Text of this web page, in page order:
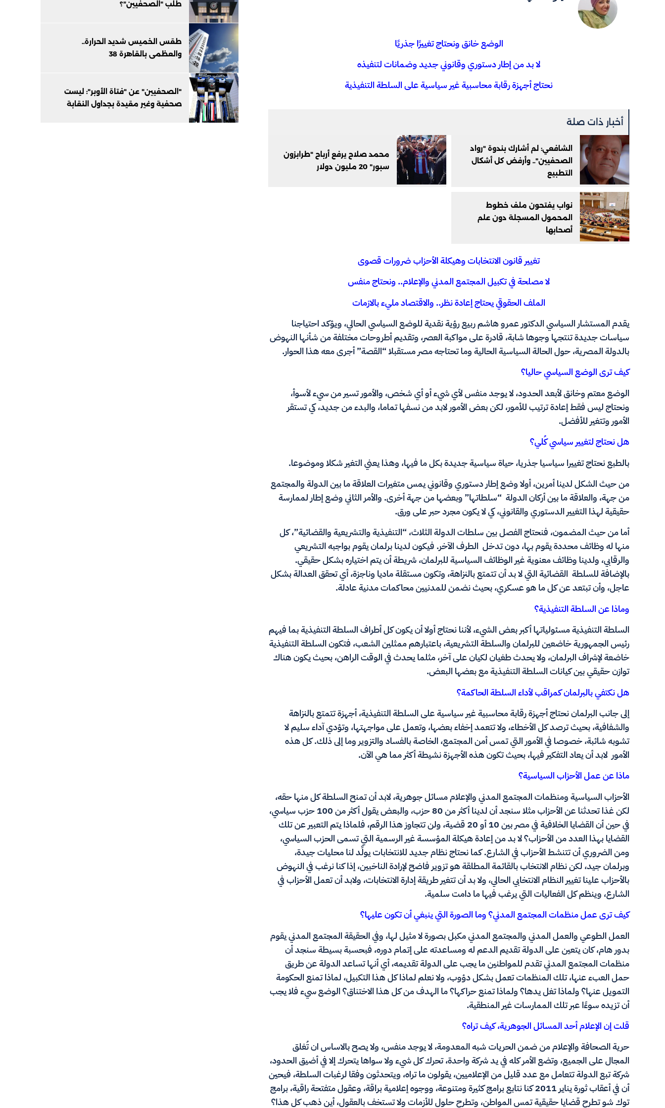
الوضع خانق ونحتاج تغييرًا جذريًا
لا بد من إطار دستوري وقانوني جديد وضمانات لتنفيذه
نحتاج أجهزة رقابة محاسبية غير سياسية على السلطة التنفيذية
أخبار ذات صلة
الشافعي: لم أشارك بندوة "رواد
الصحفيين".. وأرفض كل أشكال
التطبيع
محمد صلاح يرفع أرباح "طرابزون
سبور" 20 مليون دولار
نواب يفتحون ملف خطوط
المحمول المسجلة دون علم
أصحابها
تغيير قانون الانتخابات وهيكلة الأحزاب ضرورات قصوى
لا مصلحة في تكبيل المجتمع المدني والإعلام.. ونحتاج منفس
الملف الحقوقي يحتاج إعادة نظر.. والاقتصاد مليء بالازمات
يقدم المستشار السياسي الدكتور عمرو هاشم ربيع رؤية نقدية للوضع السياسي الحالي، ويؤكد احتياجنا
سياسات جديدة تنتجها وجوها شابة، قادرة على مواكبة العصر، وتقديم أطروحات مختلفة من شأنها النهوض
بالدولة المصرية، حول الحالة السياسية الحالية وما تحتاجه مصر مستقبلا “القصة” أجرى معه هذا الحوار.
كيف ترى الوضع السياسي حاليا؟
الوضع معتم وخانق لأبعد الحدود، لا يوجد منفس لأي شيء أو أي شخص، والأمور تسير من سيء لأسوأ،
ونحتاج ليس فقط إعادة ترتيب للأمور، لكن بعض الأمور لابد من نسفها تماما، والبدء من جديد، كي تستقر
الأمور وتتغير للأفضل.
هل نحتاج لتغيير سياسي كُلي؟
بالطبع نحتاج تغييرا سياسيا جذريا، حياة سياسية جديدة بكل ما فيها، وهذا يعني التغير شكلا وموضوعا.
من حيث الشكل لدينا أمرين، أولا وضع إطار دستوري وقانوني يمس متغيرات العلاقة ما بين الدولة والمجتمع
من جهة، والعلاقة ما بين أركان الدولة “سلطاتها” وبعضها من جهة أخرى. والأمر الثاني وضع إطار لممارسة
حقيقية لهذا التغيير الدستوري والقانوني، كي لا يكون مجرد حبر على ورق.
أما من حيث المضمون، فنحتاج الفصل بين سلطات الدولة الثلاث، “التنفيذية والتشريعية والقضائية”، كل
منها له وظائف محددة يقوم بها، دون تدخل الطرف الآخر. فيكون لدينا برلمان يقوم بواجبه التشريعي
والرقابي، ولدينا وظائف معنوية غير الوظائف السياسية للبرلمان، شريطة أن يتم اختياره بشكل حقيقي.
بالإضافة للسلطة القضائية التي لا بد أن تتمتع بالنزاهة، وتكون مستقلة ماديا وناجزة، أي تحقق العدالة بشكل
عاجل، وأن تبتعد عن كل ما هو عسكري، بحيث نضمن للمدنيين محاكمات مدنية عادلة.
وماذا عن السلطة التنفيذية؟
السلطة التنفيذية مسئولياتها أكبر بعض الشيء، لأننا نحتاج أولا أن يكون كل أطراف السلطة التنفيذية بما فيهم
رئيس الجمهورية خاضعين للبرلمان والسلطة التشريعية، باعتبارهم ممثلين الشعب، فتكون السلطة التنفيذية
خاضعة لإشراف البرلمان، ولا يحدث طغيان لكيان على آخر، مثلما يحدث في الوقت الراهن، بحيث يكون هناك
توازن حقيقي بين كيانات السلطة التنفيذية مع بعضها البعض.
هل نكتفي بالبرلمان كمراقب لأداء السلطة الحاكمة؟
إلى جانب البرلمان نحتاج أجهزة رقابة محاسبية غير سياسية على السلطة التنفيذية، أجهزة تتمتع بالنزاهة
والشفافية، بحيث ترصد كل الأخطاء، ولا تتعمد إخفاء بعضها، وتعمل على مواجهتها، وتؤدي آداء سليم لا
تشوبه شائبة، خصوصا في الأمور التي تمس أمن المجتمع، الخاصة بالفساد والتزوير وما إلى ذلك. كل هذه
الأمور لابد أن يعاد التفكير فيها، بحيث تكون هذه الأجهزة نشيطة أكثر مما هي الآن.
ماذا عن عمل الأحزاب السياسية؟
الأحزاب السياسية ومنظمات المجتمع المدني والإعلام مسائل جوهرية، لابد أن تمنح السلطة كل منها حقه،
لكن غذا تحدثنا عن الأحزاب مثلا سنجد أن لدينا أكثر من 80 حزب، والبعض يقول أكثر من 100 حزب سياسي،
في حين أن القضايا الخلافية في مصر بين 10 أو 20 قضية، ولن تتجاوز هذا الرقم، فلماذا يتم التعبير عن تلك
القضايا بهذا العدد من الأحزاب؟ لا بد من إعادة هيكلة المؤسسة غير الرسمية التي تسمى الحزب السياسي،
ومن الضروري أن تتنشط الأحزاب في الشارع. كما نحتاج نظام جديد للانتخابات يولِّد لنا محليات جيدة،
وبرلمان جيد، لكن نظام الانتخاب بالقائمة المطلقة هو تزوير فاضح لإرادة الناخبين، إذا كنا نرغب في النهوض
بالأحزاب علينا تغيير النظام الانتخابي الحالي، ولا بد أن تتغير طريقة إدارة الانتخابات، ولابد أن تعمل الأحزاب في
الشارع، وينظم كل الفعاليات التي يرغب فيها ما دامت سلمية.
كيف ترى عمل منظمات المجتمع المدني؟ وما الصورة التي ينبغي أن تكون عليها؟
العمل الطوعي والعمل المدني والمجتمع المدني مكبل بصورة لا مثيل لها، وفي الحقيقة المجتمع المدني يقوم
بدور هام، كان يتعين على الدولة تقديم الدعم له ومساعدته على إتمام دوره، فبحسبة بسيطة سنجد أن
منظمات المجتمع المدني تقدم للمواطنين ما يجب على الدولة تقديمه، أي أنها تساعد الدولة عن طريق
حمل العبء عنها، تلك المنظمات تعمل بشكل دؤوب، ولا نعلم لماذا كل هذا التكبيل، لماذا تمنع الحكومة
التمويل عنها؟ ولماذا تغل يدها؟ ولماذا تمنع حراكها؟ ما الهدف من كل هذا الاختناق؟ الوضع سيء فلا يجب
أن تزيده سوءًا عبر تلك الممارسات غير المنطقية.
قلت إن الإعلام أحد المسائل الجوهرية، كيف تراه؟
حرية الصحافة والإعلام من ضمن الحريات شبه المعدومة، لا يوجد منفس، ولا يصح بالاساس ان تُغلق
المجال على الجميع، وتضع الأمر كله في يد شركة واحدة، تحرك كل شيء ولا سواها يتحرك إلا في أضيق الحدود،
شركة تبع الدولة تتعامل مع عدد قليل من الإعلاميين، يقولون ما تراه، ويتحدثون وفقا لرغبات السلطة، فيحين
أن في أعقاب ثورة يناير 2011 كنا نتابع برامج كثيرة ومتنوعة، ووجوه إعلامية براقة، وعقول متفتحة راقية، برامج
توك شو تطرح قضايا حقيقية تمس المواطن، وتطرح حلول للأزمات ولا تستخف بالعقول، أين ذهب كل هذا؟
طلب "الصحفيين"؟
طقس الخميس شديد الحرارة..
والعظمى بالقاهرة 38
"الصحفيين" عن "فتاة الأوبر": ليست
صحفية وغير مقيدة بجداول النقابة